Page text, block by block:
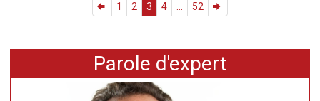
1 2 3 4 52
Parole d'expert